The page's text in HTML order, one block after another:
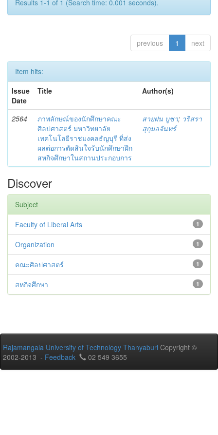
Results 1-1 of 1 (Search time: 0.001 seconds).
previous 1 next
Item hits:
Issue
Date
Title Author(s)
2564
ภาพลักษณ์ของนักศึกษาคณะ
ศิลปศาสตร์ มหาวิทยาลัย
เทคโนโลยีราชมงคลธัญบุรี ที่ส่ง
ผลต่อการตัดสินใจรับนักศึกษาฝึก
สหกิจศึกษาในสถานประกอบการ
สายฝน บูชา; วริสรา
สุกุมลจันทร์
Discover
Subject
1
Faculty of Liberal Arts
1
Organization
1
คณะศิลปศาสตร์
1
สหกิจศึกษา
Rajamangala University of Technology Thanyaburi Copyright ©
2002-2013 - Feedback 02 549 3655